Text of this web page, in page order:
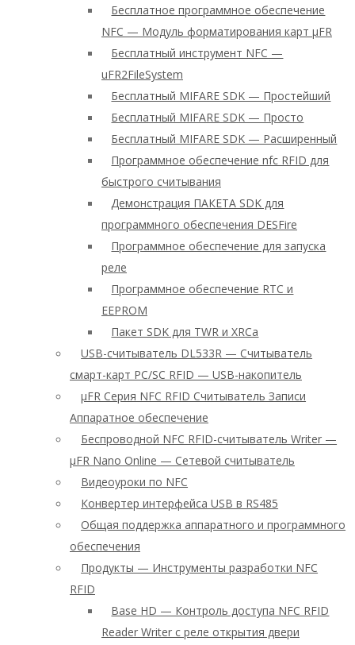
Бесплатное программное обеспечение
NFC — Модуль форматирования карт μFR
Бесплатный инструмент NFC —
uFR2FileSystem
Бесплатный MIFARE SDK — Простейший
Бесплатный MIFARE SDK — Просто
Бесплатный MIFARE SDK — Расширенный
Программное обеспечение nfc RFID для
быстрого считывания
Демонстрация ПАКЕТА SDK для
программного обеспечения DESFire
Программное обеспечение для запуска
реле
Программное обеспечение RTC и
EEPROM
Пакет SDK для TWR и XRCa
USB-считыватель DL533R — Считыватель
смарт-карт PC/SC RFID — USB-накопитель
μFR Серия NFC RFID Считыватель Записи
Аппаратное обеспечение
Беспроводной NFC RFID-считыватель Writer —
μFR Nano Online — Сетевой считыватель
Видеоуроки по NFC
Конвертер интерфейса USB в RS485
Общая поддержка аппаратного и программного
обеспечения
Продукты — Инструменты разработки NFC
RFID
Base HD — Контроль доступа NFC RFID
Reader Writer с реле открытия двери